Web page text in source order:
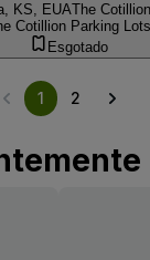
KS, EUAThe
Cotillion Parking Lots
Esgotado
1 2